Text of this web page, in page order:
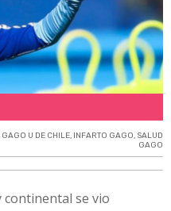
GAGO U DE CHILE, INFARTO GAGO, SALUD
GAGO
se vio